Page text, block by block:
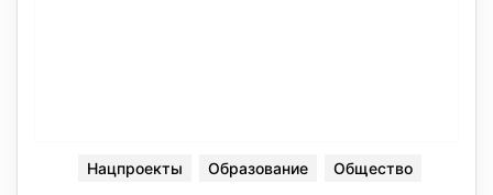
Нацпроекты Образование Общество